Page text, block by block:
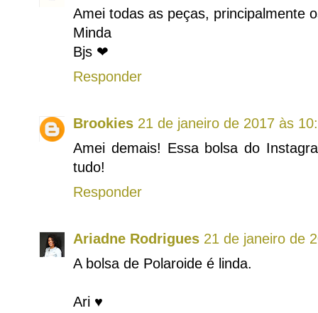
Amei todas as peças, principalmente
Minda
Bjs ❤
Responder
Brookies 21 de janeiro de 2017 às
Amei demais! Essa bolsa do
tudo!
Responder
Ariadne Rodrigues 21 de janeiro de
A bolsa de Polaroide é linda.
Ari ♥